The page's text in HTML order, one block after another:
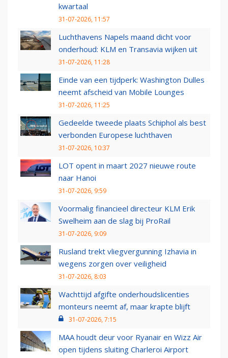
kwartaal
31-07-2026, 11:57
Luchthavens Napels maand dicht voor
onderhoud: KLM en Transavia wijken uit
31-07-2026, 11:28
Einde van een tijdperk: Washington Dulles
neemt afscheid van Mobile Lounges
31-07-2026, 11:25
Gedeelde tweede plaats Schiphol als best
verbonden Europese luchthaven
31-07-2026, 10:37
LOT opent in maart 2027 nieuwe route
naar Hanoi
31-07-2026, 9:59
Voormalig financieel directeur KLM Erik
Swelheim aan de slag bij ProRail
31-07-2026, 9:09
Rusland trekt vliegvergunning Izhavia in
wegens zorgen over veiligheid
31-07-2026, 8:03
Wachttijd afgifte onderhoudslicenties
monteurs neemt af, maar krapte blijft
31-07-2026, 7:15
MAA houdt deur voor Ryanair en Wizz Air
open tijdens sluiting Charleroi Airport